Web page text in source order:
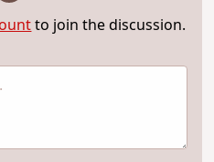
to join the discussion.